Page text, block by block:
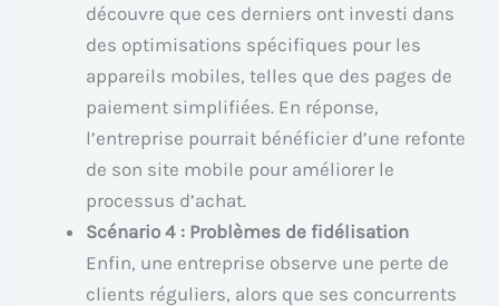
découvre que ces derniers ont investi dans
des optimisations spécifiques pour les
appareils mobiles, telles que des pages de
paiement simplifiées. En réponse,
l’entreprise pourrait bénéficier d’une refonte
de son site mobile pour améliorer le
processus d’achat.
Scénario 4 : Problèmes de fidélisation
Enfin, une entreprise observe une perte de
clients réguliers, alors que ses concurrents